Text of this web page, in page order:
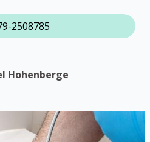
2508785
Hohenberge